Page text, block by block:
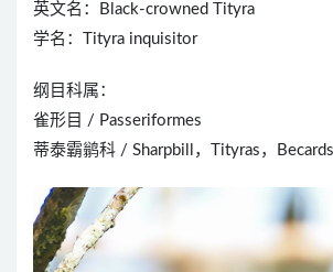
英文名：Black-crowned Tityra
学名：Tityra inquisitor
纲目科属：
雀形目 / Passeriformes
蒂泰霸鹟科 / Sharpbill，Tityras，